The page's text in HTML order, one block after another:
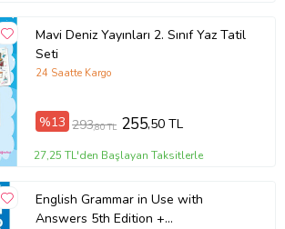
Mavi Deniz Yayınları 2. Sınıf Yaz Tatil
Seti
24 Saatte Kargo
%13 293,80 TL 255,50 TL
27,25 TL'den Başlayan Taksitlerle
English Grammar in Use with
Answers 5th Edition +